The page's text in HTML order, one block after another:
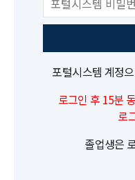
포털시스템 계정
로그인 후 15분
로
졸업생은